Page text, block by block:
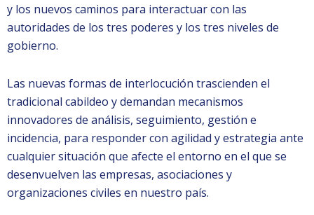
y los nuevos caminos para interactuar con las
autoridades de los tres poderes y los tres niveles de
gobierno.
Las nuevas formas de interlocución trascienden el
tradicional cabildeo y demandan mecanismos
innovadores de análisis, seguimiento, gestión e
incidencia, para responder con agilidad y estrategia ante
cualquier situación que afecte el entorno en el que se
desenvuelven las empresas, asociaciones y
organizaciones civiles en nuestro país.